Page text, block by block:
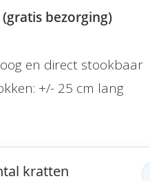
(gratis bezorging)
en direct stookbaar
+/- 25 cm lang
kratten